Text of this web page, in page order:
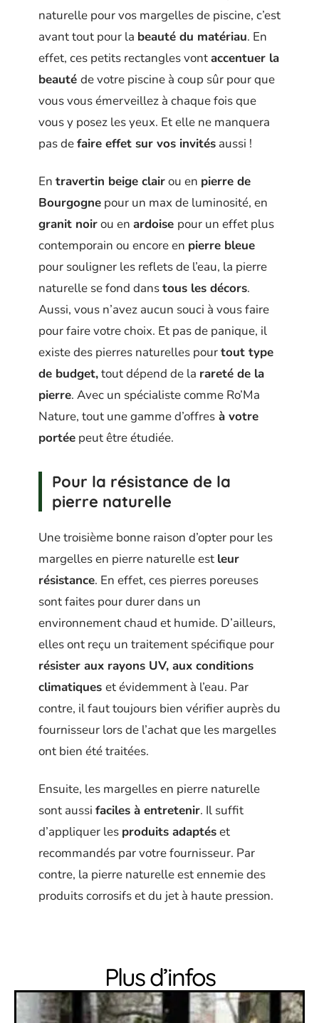
naturelle pour vos margelles de piscine, c’est
avant tout pour la beauté du matériau. En
effet, ces petits rectangles vontaccentuer la
beauté de votre piscine à coup sûr pour que
vous vous émerveillez à chaque fois que
vous y posez les yeux. Et elle ne manquera
pas defaire effet sur vos invités aussi !
En travertin beige clairou en pierre de
Bourgogne pour un max de luminosité, en
granit noirou en ardoise pour un effet plus
contemporain ou encore en pierre bleue
pour souligner les reflets de l’eau, la pierre
naturelle se fond danstous les décors.
Aussi, vous n’avez aucun souci à vous faire
pour faire votre choix. Et pas de panique, il
existe des pierres naturelles pourtout type
de budget,tout dépend de la rareté de la
pierre. Avec un spécialiste comme Ro’Ma
Nature, tout une gamme d’offres à votre
portée peut être étudiée.
Pour la résistance de la
pierre naturelle
Une troisième bonne raison d’opter pour les
margelles en pierre naturelle est leur
résistance. En effet, ces pierres poreuses
sont faites pour durer dans un
environnement chaud et humide. D’ailleurs,
elles ont reçu un traitement spécifique pour
résister aux rayons UV, aux conditions
climatiques et évidemment à l’eau. Par
contre, il faut toujours bien vérifier auprès du
fournisseur lors de l’achat que les margelles
ont bien été traitées.
Ensuite, les margelles en pierre naturelle
sont aussi faciles à entretenir. Il suffit
d’appliquer les produits adaptéset
recommandés par votre fournisseur. Par
contre, la pierre naturelle est ennemie des
produits corrosifs et du jet à haute pression.
Plus d’infos